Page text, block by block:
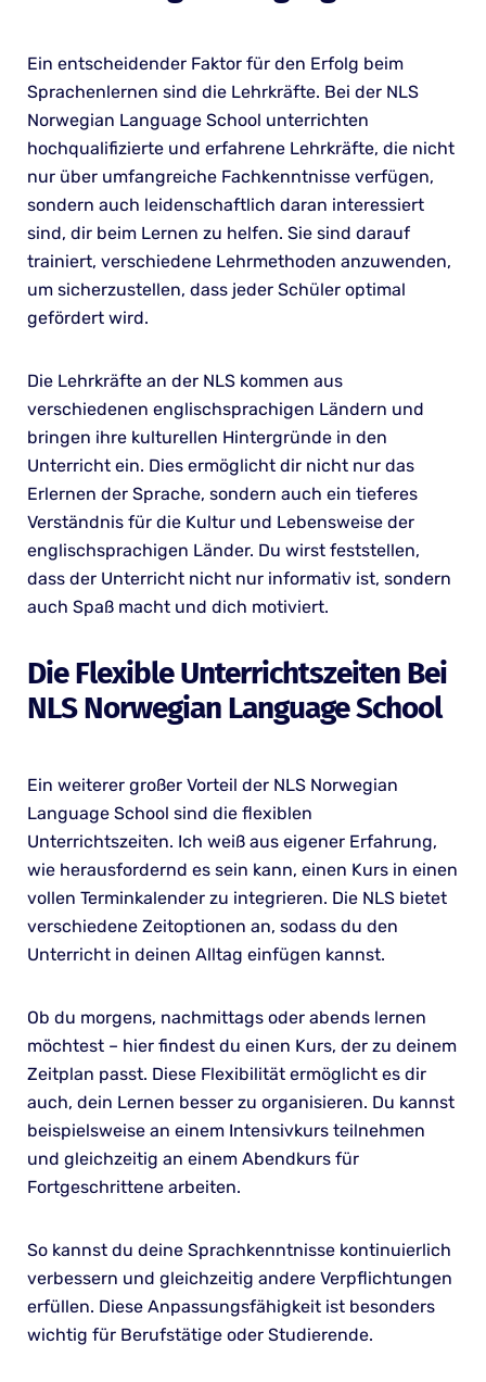
Ein entscheidender Faktor für den Erfolg beim
Sprachenlernen sind die Lehrkräfte. Bei der NLS
Norwegian Language School unterrichten
hochqualifizierte und erfahrene Lehrkräfte, die nicht
nur über umfangreiche Fachkenntnisse verfügen,
sondern auch leidenschaftlich daran interessiert
sind, dir beim Lernen zu helfen. Sie sind darauf
trainiert, verschiedene Lehrmethoden anzuwenden,
um sicherzustellen, dass jeder Schüler optimal
gefördert wird.
Die Lehrkräfte an der NLS kommen aus
verschiedenen englischsprachigen Ländern und
bringen ihre kulturellen Hintergründe in den
Unterricht ein. Dies ermöglicht dir nicht nur das
Erlernen der Sprache, sondern auch ein tieferes
Verständnis für die Kultur und Lebensweise der
englischsprachigen Länder. Du wirst feststellen,
dass der Unterricht nicht nur informativ ist, sondern
auch Spaß macht und dich motiviert.
Die Flexible Unterrichtszeiten Bei
NLS Norwegian Language School
Ein weiterer großer Vorteil der NLS Norwegian
Language School sind die flexiblen
Unterrichtszeiten. Ich weiß aus eigener Erfahrung,
wie herausfordernd es sein kann, einen Kurs in einen
vollen Terminkalender zu integrieren. Die NLS bietet
verschiedene Zeitoptionen an, sodass du den
Unterricht in deinen Alltag einfügen kannst.
Ob du morgens, nachmittags oder abends lernen
möchtest – hier findest du einen Kurs, der zu deinem
Zeitplan passt. Diese Flexibilität ermöglicht es dir
auch, dein Lernen besser zu organisieren. Du kannst
beispielsweise an einem Intensivkurs teilnehmen
und gleichzeitig an einem Abendkurs für
Fortgeschrittene arbeiten.
So kannst du deine Sprachkenntnisse kontinuierlich
verbessern und gleichzeitig andere Verpflichtungen
erfüllen. Diese Anpassungsfähigkeit ist besonders
wichtig für Berufstätige oder Studierende.